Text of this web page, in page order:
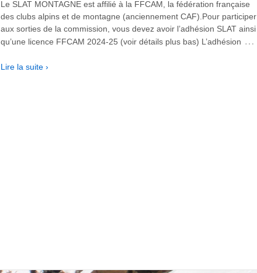
Le SLAT MONTAGNE est affilié à la FFCAM, la fédération française
des clubs alpins et de montagne (anciennement CAF).Pour participer
aux sorties de la commission, vous devez avoir l’adhésion SLAT ainsi
qu’une licence FFCAM 2024-25 (voir détails plus bas) L’adhésion …
Lire la suite ›